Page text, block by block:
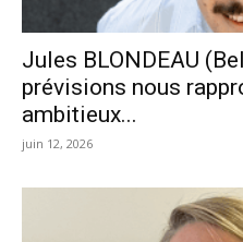
Jules BLONDEAU
prévisions nous
ambitieux...
juin 12, 2026